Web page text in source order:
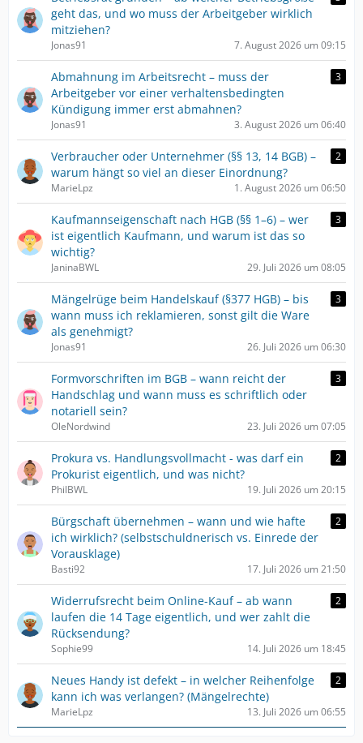
geht das, und wo muss der Arbeitgeber wirklich
mitziehen?
Jonas91 7. August 2026 um 09:15
Abmahnung im Arbeitsrecht – muss der
Arbeitgeber vor einer verhaltensbedingten
Kündigung immer erst abmahnen?
3
Jonas91 3. August 2026 um 06:40
Verbraucher oder Unternehmer (§§ 13, 14 BGB) –
warum hängt so viel an dieser Einordnung?
2
MarieLpz 1. August 2026 um 06:50
Kaufmannseigenschaft nach HGB (§§ 1–6) – wer
ist eigentlich Kaufmann, und warum ist das so
wichtig?
3
JaninaBWL 29. Juli 2026 um 08:05
Mängelrüge beim Handelskauf (§377 HGB) – bis
wann muss ich reklamieren, sonst gilt die Ware
als genehmigt?
3
Jonas91 26. Juli 2026 um 06:30
Formvorschriften im BGB – wann reicht der
Handschlag und wann muss es schriftlich oder
notariell sein?
3
OleNordwind 23. Juli 2026 um 07:05
Prokura vs. Handlungsvollmacht - was darf ein
Prokurist eigentlich, und was nicht?
2
PhilBWL 19. Juli 2026 um 20:15
Bürgschaft übernehmen – wann und wie hafte
ich wirklich? (selbstschuldnerisch vs. Einrede der
Vorausklage)
2
Basti92 17. Juli 2026 um 21:50
Widerrufsrecht beim Online-Kauf – ab wann
laufen die 14 Tage eigentlich, und wer zahlt die
Rücksendung?
2
Sophie99 14. Juli 2026 um 18:45
Neues Handy ist defekt – in welcher Reihenfolge
kann ich was verlangen? (Mängelrechte)
2
MarieLpz 13. Juli 2026 um 06:55